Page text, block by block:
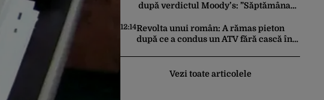
după verdictul Moody’s: ”Săptămâna
Cotroceni”
12:14Revolta unui român: A rămas pieton
după ce a condus un ATV fără cască în
Vezi toate articolele